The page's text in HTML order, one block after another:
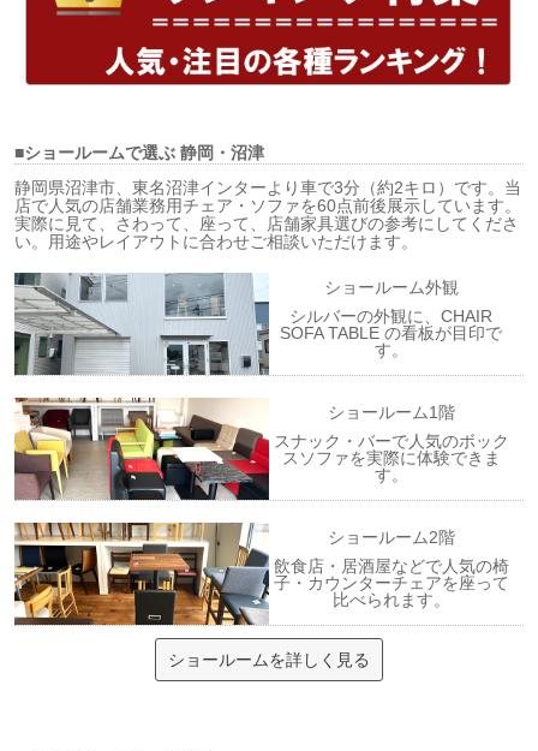
■ショールームで選ぶ静岡・沼津
静岡県沼津市、東名沼津インターより車で3分（約2キロ）です。当
店で人気の店舗業務用チェア・ソファを60点前後展示しています。
実際に見て、さわって、座って、店舗家具選びの参考にしてくださ
い。用途やレイアウトに合わせご相談いただけます。
ショールーム外観
シルバーの外観に、CHAIR
SOFA TABLE の看板が目印で
す。
ショールーム1階
スナック・バーで人気のボック
スソファを実際に体験できま
す。
ショールーム2階
飲食店・居酒屋などで人気の椅
子・カウンターチェアを座って
比べられます。
ショールームを詳しく見る